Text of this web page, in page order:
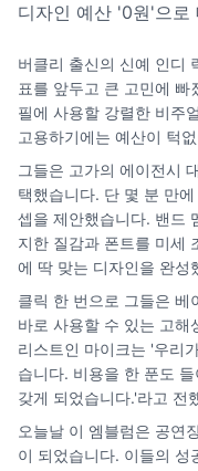
디자인 예산 '0원'으로
버클리 출신의 신예 인디
표를 앞두고 큰 고민에 빠
필에 사용할 강렬한 비주
고용하기에는 예산이 턱
그들은 고가의 에이전시
택했습니다. 단 몇 분 만
셉을 제안했습니다. 밴드
지한 질감과 폰트를 미세
에 딱 맞는 디자인을 완성
클릭 한 번으로 그들은 베
바로 사용할 수 있는 고해
리스트인 마이크는 '우리
습니다. 비용을 한 푼도
갖게 되었습니다.'라고 전
오늘날 이 엠블럼은 공연
이 되었습니다. 이들의 성